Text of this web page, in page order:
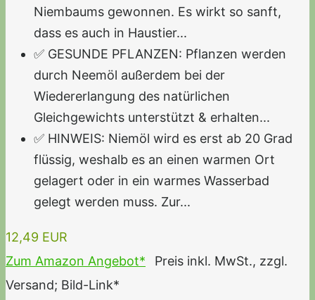
Niembaums gewonnen. Es wirkt so sanft,
dass es auch in Haustier...
✅ GESUNDE PFLANZEN: Pflanzen werden
durch Neemöl außerdem bei der
Wiedererlangung des natürlichen
Gleichgewichts unterstützt & erhalten...
✅ HINWEIS: Niemöl wird es erst ab 20 Grad
flüssig, weshalb es an einen warmen Ort
gelagert oder in ein warmes Wasserbad
gelegt werden muss. Zur...
12,49 EUR
Zum Amazon Angebot*
Preis inkl. MwSt., zzgl.
Versand; Bild-Link*